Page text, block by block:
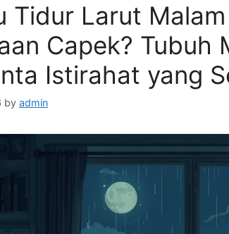
Tidur Larut
Capek? Tubuh
Istirahat yang
by admin